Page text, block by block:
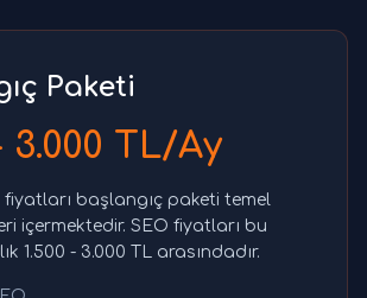
Paketi
3.000 TL/Ay
fiyatları başlangıç paketi temel
içermektedir. SEO fiyatları bu
1.500 - 3.000 TL arasındadır.